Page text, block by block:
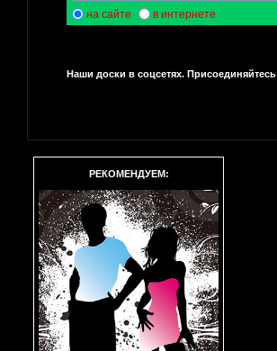
на сайте в интернете
Наши доски в соцсетях. Присоединяйтесь
РЕКОМЕНДУЕМ: